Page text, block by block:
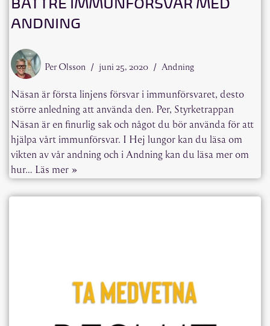
ANDNING
Per Olsson juni 25, 2020 Andning
Näsan är första linjens försvar i immunförsvaret, desto
större anledning att använda den. Per, Styrketrappan
Näsan är en finurlig sak och något du bör använda för att
hjälpa vårt immunförsvar. I Hej lungor kan du läsa om
vikten av vår andning och i Andning kan du läsa mer om
hur… Läs mer »